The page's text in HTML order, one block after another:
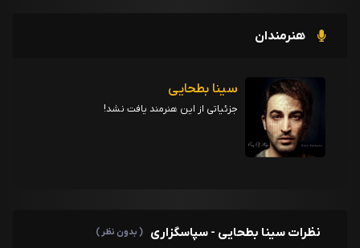
هنرمندان
سینا بطحایی
جزئیاتی از این هنرمند یافت نشد!
نظرات سینا بطحایی - سپاسگزاری ( بدون نظر )